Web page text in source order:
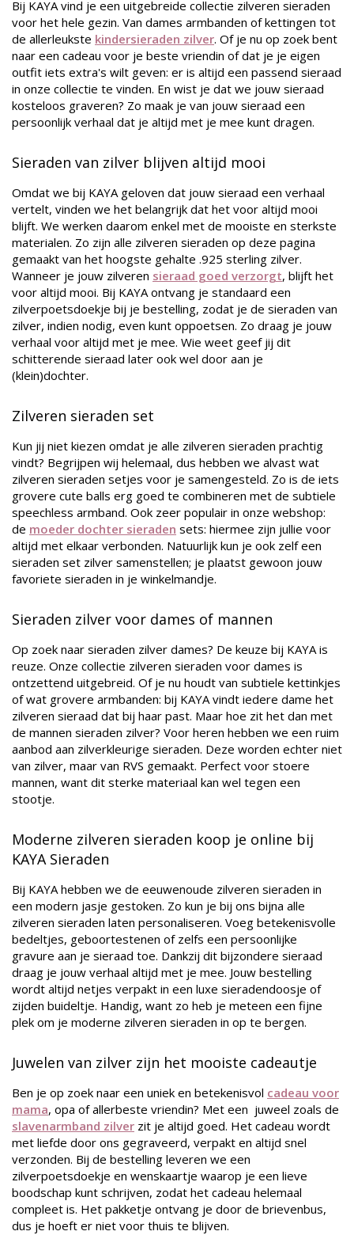
Bij KAYA vind je een uitgebreide collectie zilveren sieraden
voor het hele gezin. Van dames armbanden of kettingen tot
de allerleukste kindersieraden zilver. Of je nu op zoek bent
naar een cadeau voor je beste vriendin of dat je je eigen
outfit iets extra's wilt geven: er is altijd een passend sieraad
in onze collectie te vinden. En wist je dat we jouw sieraad
kosteloos graveren? Zo maak je van jouw sieraad een
persoonlijk verhaal dat je altijd met je mee kunt dragen.
Sieraden van zilver blijven altijd mooi
Omdat we bij KAYA geloven dat jouw sieraad een verhaal
vertelt, vinden we het belangrijk dat het voor altijd mooi
blijft. We werken daarom enkel met de mooiste en sterkste
materialen. Zo zijn alle zilveren sieraden op deze pagina
gemaakt van het hoogste gehalte .925 sterling zilver.
Wanneer je jouw zilveren sieraad goed verzorgt, blijft het
voor altijd mooi. Bij KAYA ontvang je standaard een
zilverpoetsdoekje bij je bestelling, zodat je de sieraden van
zilver, indien nodig, even kunt oppoetsen. Zo draag je jouw
verhaal voor altijd met je mee. Wie weet geef jij dit
schitterende sieraad later ook wel door aan je
(klein)dochter.
Zilveren sieraden set
Kun jij niet kiezen omdat je alle zilveren sieraden prachtig
vindt? Begrijpen wij helemaal, dus hebben we alvast wat
zilveren sieraden setjes voor je samengesteld. Zo is de iets
grovere cute balls erg goed te combineren met de subtiele
speechless armband. Ook zeer populair in onze webshop:
de moeder dochter sieraden sets: hiermee zijn jullie voor
altijd met elkaar verbonden. Natuurlijk kun je ook zelf een
sieraden set zilver samenstellen; je plaatst gewoon jouw
favoriete sieraden in je winkelmandje.
Sieraden zilver voor dames of mannen
Op zoek naar sieraden zilver dames? De keuze bij KAYA is
reuze. Onze collectie zilveren sieraden voor dames is
ontzettend uitgebreid. Of je nu houdt van subtiele kettinkjes
of wat grovere armbanden: bij KAYA vindt iedere dame het
zilveren sieraad dat bij haar past. Maar hoe zit het dan met
de mannen sieraden zilver? Voor heren hebben we een ruim
aanbod aan zilverkleurige sieraden. Deze worden echter niet
van zilver, maar van RVS gemaakt. Perfect voor stoere
mannen, want dit sterke materiaal kan wel tegen een
stootje.
Moderne zilveren sieraden koop je online bij
KAYA Sieraden
Bij KAYA hebben we de eeuwenoude zilveren sieraden in
een modern jasje gestoken. Zo kun je bij ons bijna alle
zilveren sieraden laten personaliseren. Voeg betekenisvolle
bedeltjes, geboortestenen of zelfs een persoonlijke
gravure aan je sieraad toe. Dankzij dit bijzondere sieraad
draag je jouw verhaal altijd met je mee. Jouw bestelling
wordt altijd netjes verpakt in een luxe sieradendoosje of
zijden buideltje. Handig, want zo heb je meteen een fijne
plek om je moderne zilveren sieraden in op te bergen.
Juwelen van zilver zijn het mooiste cadeautje
Ben je op zoek naar een uniek en betekenisvol cadeau voor
mama, opa of allerbeste vriendin? Met een juweel zoals de
slavenarmband zilver zit je altijd goed. Het cadeau wordt
met liefde door ons gegraveerd, verpakt en altijd snel
verzonden. Bij de bestelling leveren we een
zilverpoetsdoekje en wenskaartje waarop je een lieve
boodschap kunt schrijven, zodat het cadeau helemaal
compleet is. Het pakketje ontvang je door de brievenbus,
dus je hoeft er niet voor thuis te blijven.